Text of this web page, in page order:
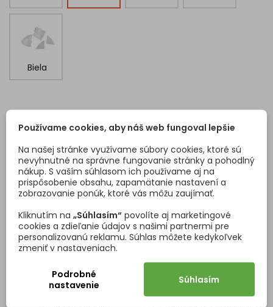
Biela
ZÁKAZNÍCI, KTORÍ SI KÚPILI TENTO PRODUKT, KÚPILI
<
Používame cookies, aby náš web fungoval lepšie
Na našej stránke využívame súbory cookies, ktoré sú
nevyhnutné na správne fungovanie stránky a pohodlný
nákup. S vaším súhlasom ich používame aj na
prispôsobenie obsahu, zapamätanie nastavení a
zobrazovanie ponúk, ktoré vás môžu zaujímať.
Kliknutím na „Súhlasím“ povolíte aj marketingové
cookies a zdieľanie údajov s našimi partnermi pre
personalizovanú reklamu. Súhlas môžete kedykoľvek
zmeniť v nastaveniach.
Podrobné
nastavenie
Súhlasím